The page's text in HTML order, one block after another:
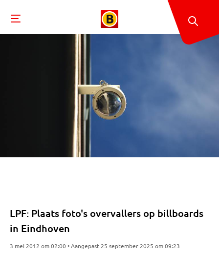
LPF: Plaats foto's overvallers op billboards
in Eindhoven
3 mei 2012 om 02:00 • Aangepast 25 september 2025 om 09:23